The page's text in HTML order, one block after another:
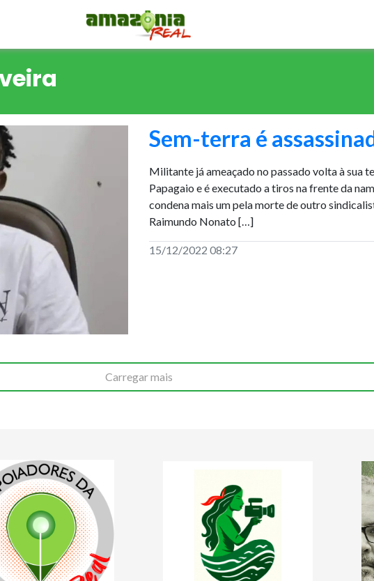
Sem-terra é
Militante já ameaçado no passado volta à sua
Papagaio e é executado a tiros na frente da
condena mais um pela morte de outro
Raimundo Nonato […]
15/12/2022 08:27
Carregar mais